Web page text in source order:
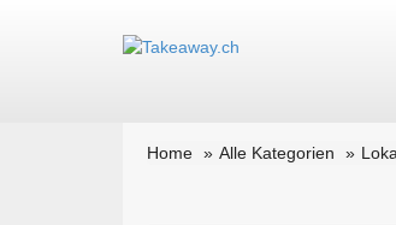
Home Alle Kategorien